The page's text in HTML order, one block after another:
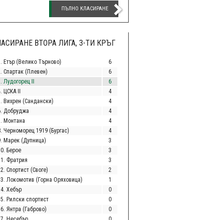
ПЪЛНО КЛАСИРАНЕ
ВТОРА ЛИГА, 3-ТИ КРЪГ
Етър (Велико Търново)
6
Спартак (Плевен)
6
Лудогорец II
6
ЦСКА II
4
Вихрен (Сандански)
4
Добруджа
4
Монтана
4
Черноморец 1919 (Бургас)
4
Марек (Дупница)
3
Берое
3
Фратрия
3
Спортист (Своге)
2
Локомотив (Горна Оряховица)
1
Хебър
0
Рилски спортист
0
Янтра (Габрово)
0